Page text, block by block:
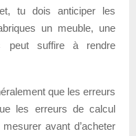
tu dois anticiper les
un meuble, une
peut suffire à rendre
que les erreurs
les erreurs de calcul
avant d’acheter